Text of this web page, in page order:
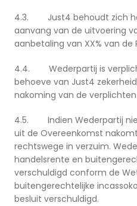
4.3. Just4 behoudt zich
aanvang van de uitvoering
aanbetaling van XX% van de
4.4. Wederpartij is
behoeve van Just4
nakoming van de
4.5. Indien Wederpartij
uit de Overeenkomst
rechtswege in verzuim.
handelsrente en
verschuldigd conform de
buitengerechtelijke
besluit verschuldigd.